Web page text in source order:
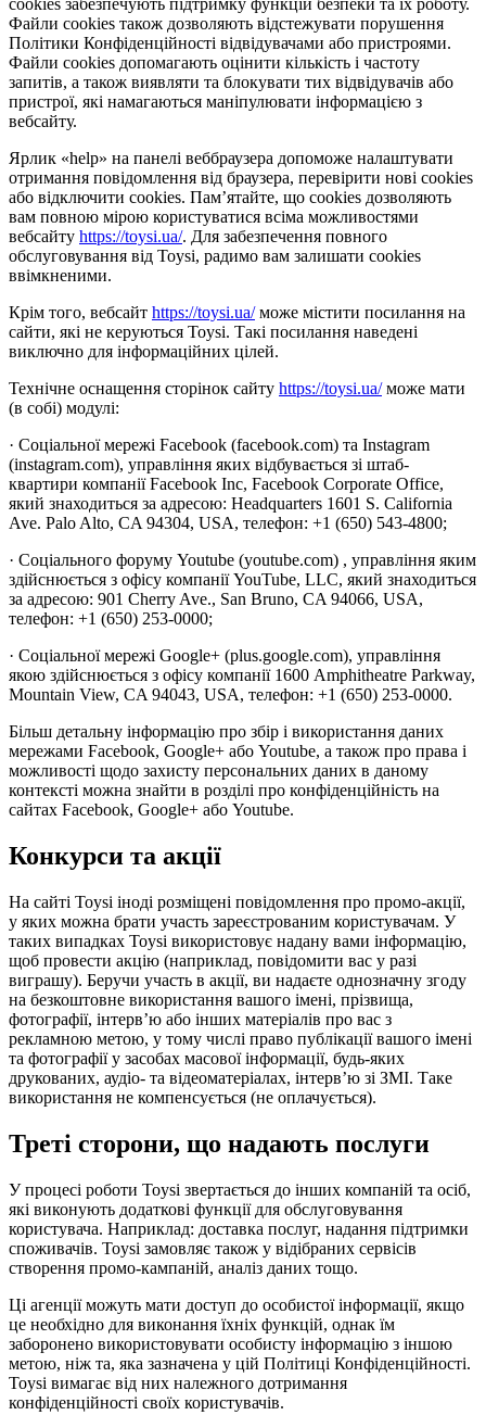
Файли cookies також дозволяють відстежувати порушення
Політики Конфіденційності відвідувачами або пристроями.
Файли cookies допомагають оцінити кількість і частоту
запитів, а також виявляти та блокувати тих відвідувачів або
пристрої, які намагаються маніпулювати інформацією з
вебсайту.
Ярлик «help» на панелі веббраузера допоможе налаштувати
отримання повідомлення від браузера, перевірити нові cookies
або відключити cookies. Пам’ятайте, що cookies дозволяють
вам повною мірою користуватися всіма можливостями
вебсайту https://toysi.ua/. Для забезпечення повного
обслуговування від Toysi, радимо вам залишати cookies
ввімкненими.
Крім того, вебсайт https://toysi.ua/може містити посилання на
сайти, які не керуються Toysi. Такі посилання наведені
виключно для інформаційних цілей.
Технічне оснащення сторінок сайту https://toysi.ua/може мати
(в собі) модулі:
· Соціальної мережі Facebook (facebook.com) та Instagram
(instagram.com), управління яких відбувається зі штаб-
квартири компанії Facebook Inc, Facebook Corporate Office,
який знаходиться за адресою: Headquarters 1601 S. California
Ave. Palo Alto, CA 94304, USA, телефон: +1 (650) 543-4800;
· Соціального форуму Youtube (youtube.com) , управління яким
здійснюється з офісу компанії YouTube, LLC, який знаходиться
за адресою: 901 Cherry Ave., San Bruno, CA 94066, USA,
телефон: +1 (650) 253-0000;
· Соціальної мережі Google+ (plus.google.com), управління
якою здійснюється з офісу компанії 1600 Amphitheatre Parkway,
Mountain View, CA 94043, USA, телефон: +1 (650) 253-0000.
Більш детальну інформацію про збір і використання даних
мережами Facebook, Google+ або Youtube, а також про права і
можливості щодо захисту персональних даних в даному
контексті можна знайти в розділі про конфіденційність на
сайтах Facebook, Google+ або Youtube.
Конкурси та акції
На сайті Toysi іноді розміщені повідомлення про промо-акції,
у яких можна брати участь зареєстрованим користувачам. У
таких випадках Toysi використовує надану вами інформацію,
щоб провести акцію (наприклад, повідомити вас у разі
виграшу). Беручи участь в акції, ви надаєте однозначну згоду
на безкоштовне використання вашого імені, прізвища,
фотографії, інтерв’ю або інших матеріалів про вас з
рекламною метою, у тому числі право публікації вашого імені
та фотографії у засобах масової інформації, будь-яких
друкованих, аудіо- та відеоматеріалах, інтерв’ю зі ЗМІ. Таке
використання не компенсується (не оплачується).
Треті сторони, що надають послуги
У процесі роботи Toysi звертається до інших компаній та осіб,
які виконують додаткові функції для обслуговування
користувача. Наприклад: доставка послуг, надання підтримки
споживачів. Toysi замовляє також у відібраних сервісів
створення промо-кампаній, аналіз даних тощо.
Ці агенції можуть мати доступ до особистої інформації, якщо
це необхідно для виконання їхніх функцій, однак їм
заборонено використовувати особисту інформацію з іншою
метою, ніж та, яка зазначена у цій Політиці Конфіденційності.
Toysi вимагає від них належного дотримання
конфіденційності своїх користувачів.